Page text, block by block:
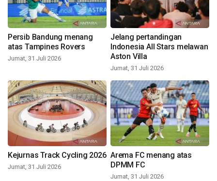
Persib Bandung menang
atas Tampines Rovers
Jumat, 31 Juli 2026
Jelang pertandingan
Indonesia All Stars melawan
Aston Villa
Jumat, 31 Juli 2026
Kejurnas Track Cycling 2026
Jumat, 31 Juli 2026
Arema FC menang atas
DPMM FC
Jumat, 31 Juli 2026